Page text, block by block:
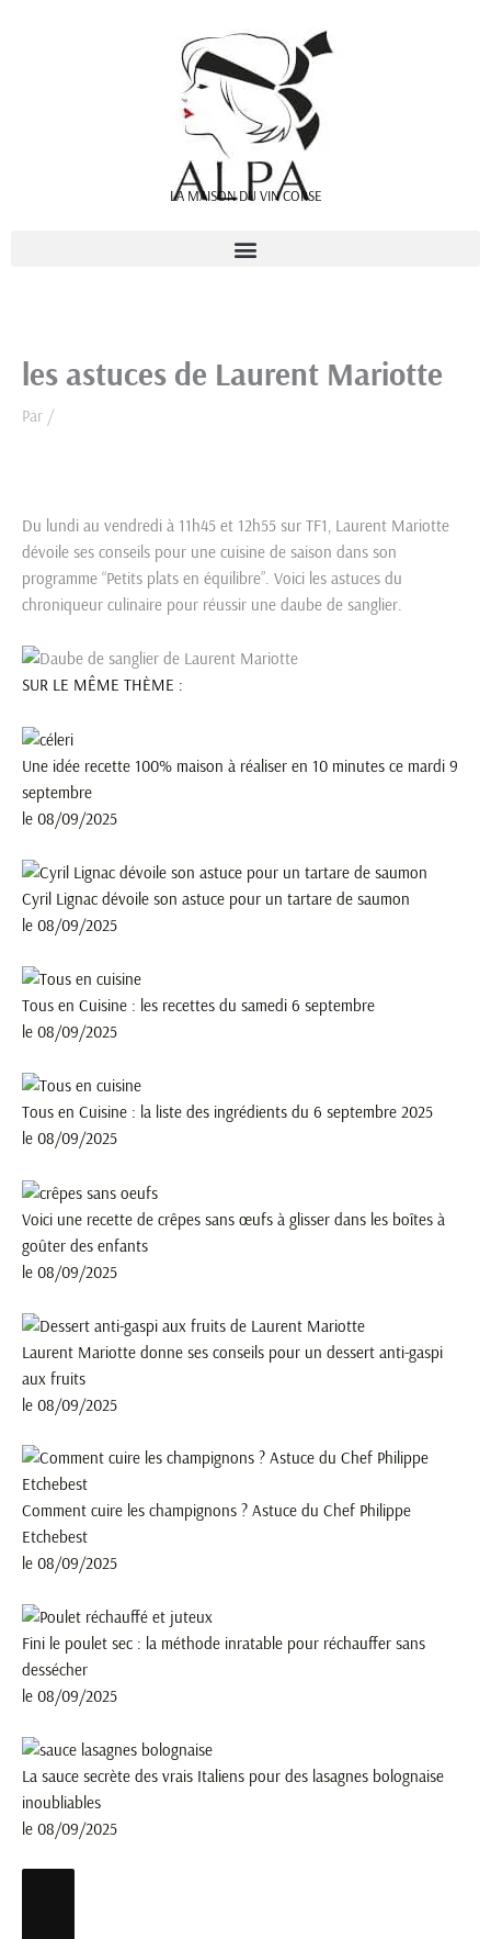
LA MAISON DU VIN CORSE
les astuces de Laurent Mariotte
Par /
Du lundi au vendredi à 11h45 et 12h55 sur TF1, Laurent Mariotte
dévoile ses conseils pour une cuisine de saison dans son
programme “Petits plats en équilibre”. Voici les astuces du
chroniqueur culinaire pour réussir une daube de sanglier.
SUR LE MÊME THÈME :
Une idée recette 100% maison à réaliser en 10 minutes ce mardi 9
septembre
le 08/09/2025
Cyril Lignac dévoile son astuce pour un tartare de saumon
le 08/09/2025
Tous en Cuisine : les recettes du samedi 6 septembre
le 08/09/2025
Tous en Cuisine : la liste des ingrédients du 6 septembre 2025
le 08/09/2025
Voici une recette de crêpes sans œufs à glisser dans les boîtes à
goûter des enfants
le 08/09/2025
Laurent Mariotte donne ses conseils pour un dessert anti-gaspi
aux fruits
le 08/09/2025
Comment cuire les champignons ? Astuce du Chef Philippe
Etchebest
le 08/09/2025
Fini le poulet sec : la méthode inratable pour réchauffer sans
dessécher
le 08/09/2025
La sauce secrète des vrais Italiens pour des lasagnes bolognaise
inoubliables
le 08/09/2025